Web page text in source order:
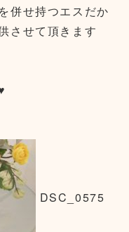
併せ持つエスだか
させて頂きます
DSC_0575